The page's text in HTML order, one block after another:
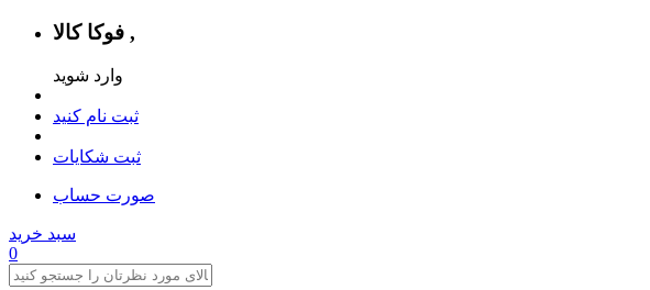
فوکا کالا ,
وارد شوید
ثبت نام کنید
ثبت شکایات
صورت حساب
سبد خرید
0